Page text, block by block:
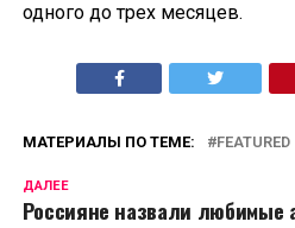
одного до трех месяцев.
МАТЕРИАЛЫ ПО ТЕМЕ: FEATURED
ДАЛЕЕ
Россияне назвали любимые